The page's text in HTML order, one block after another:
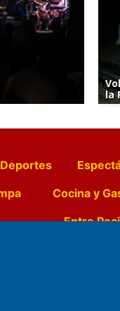
la
Deportes
Cocina y
Entre